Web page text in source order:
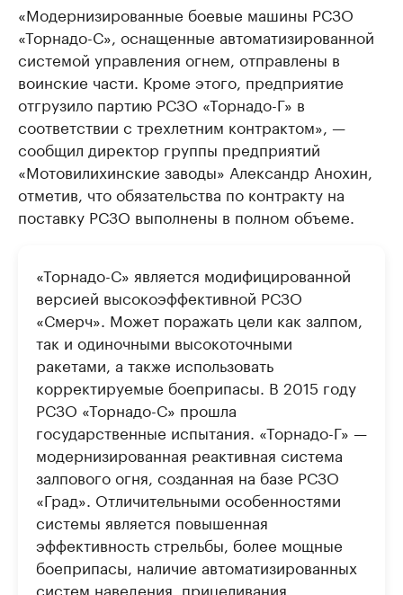
«Модернизированные боевые машины РСЗО
«Торнадо-С», оснащенные автоматизированной
системой управления огнем, отправлены в
воинские части. Кроме этого, предприятие
отгрузило партию РСЗО «Торнадо-Г» в
соответствии с трехлетним контрактом», —
сообщил директор группы предприятий
«Мотовилихинские заводы» Александр Анохин,
отметив, что обязательства по контракту на
поставку РСЗО выполнены в полном объеме.
«Торнадо-С» является модифицированной
версией высокоэффективной РСЗО
«Смерч». Может поражать цели как залпом,
так и одиночными высокоточными
ракетами, а также использовать
корректируемые боеприпасы. В 2015 году
РСЗО «Торнадо-С» прошла
государственные испытания. «Торнадо-Г» —
модернизированная реактивная система
залпового огня, созданная на базе РСЗО
«Град». Отличительными особенностями
системы является повышенная
эффективность стрельбы, более мощные
боеприпасы, наличие автоматизированных
систем наведения, прицеливания,